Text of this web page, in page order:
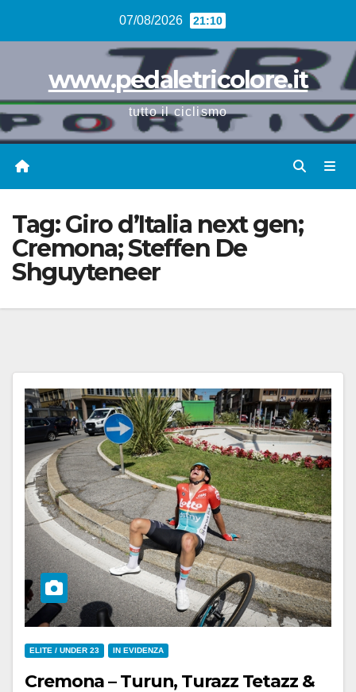
07/08/2026 21:10
www.pedaletricolore.it
tutto il ciclismo
Tag:Giro d’Italia next gen;
Cremona; Steffen De
Shguyteneer
ELITE / UNDER 23 IN EVIDENZA
Cremona – Turun, Turazz Tetazz &